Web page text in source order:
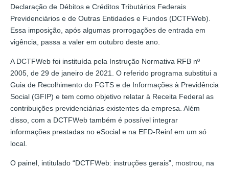
Declaração de Débitos e Créditos Tributários Federais
Previdenciários e de Outras Entidades e Fundos (DCTFWeb).
Essa imposição, após algumas prorrogações de entrada em
vigência, passa a valer em outubro deste ano.
A DCTFWeb foi instituída pela Instrução Normativa RFB nº
2005, de 29 de janeiro de 2021. O referido programa substitui a
Guia de Recolhimento do FGTS e de Informações à Previdência
Social (GFIP) e tem como objetivo relatar à Receita Federal as
contribuições previdenciárias existentes da empresa. Além
disso, com a DCTFWeb também é possível integrar
informações prestadas no eSocial e na EFD-Reinf em um só
local.
O painel, intitulado “DCTFWeb: instruções gerais”, mostrou, na